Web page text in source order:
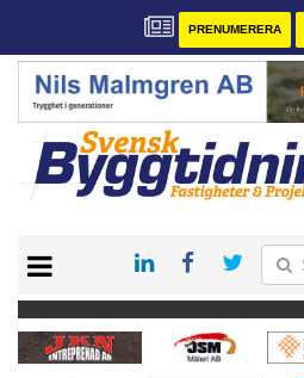
PRENUMERERA
PRENUMERERA
VÅRA ANDRA MAGASIN